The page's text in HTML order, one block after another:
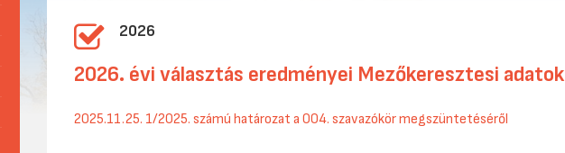
2026
2026. évi választás eredményei Mezőkeresztesi adatok
2025.11.25. 1/2025. számú határozat a 004. szavazókör megszüntetéséről